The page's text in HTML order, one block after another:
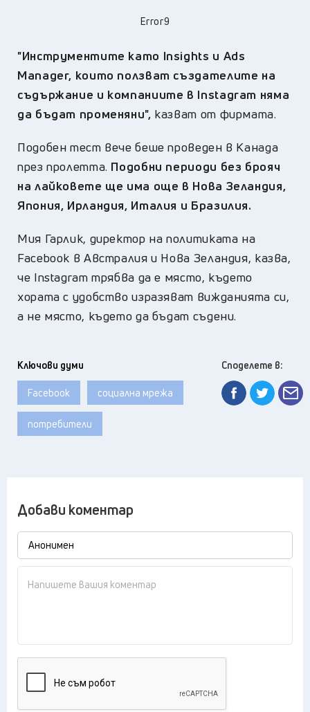
Error9
"Инструментите като Insights и Ads
Manager, които ползват създателите на
съдържание и компаниите в Instagram няма
да бъдат променяни", казват от фирмата.
Подобен тест вече беше проведен в Канада
през пролетта. Подобни периоди без брояч
на лайковете ще има още в Нова Зеландия,
Япония, Ирландия, Италия и Бразилия.
Мия Гарлик, директор на политиката на
Facebook в Австралия и Нова Зеландия, казва,
че Instagram трябва да е място, където
хората с удобство изразяват вижданията си,
а не място, където да бъдат съдени.
Ключови думи
Facebook социална мрежа
потребители
Споделете в:
Добави коментар